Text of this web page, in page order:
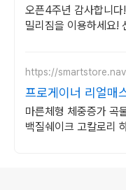
최대 2.8만
오픈4주년 감사합니
밀리짐을 이용하세요!
https://
프로게이너 리얼매
육 벌크업 보충식품
마른체형 체중증가 곡
백질쉐이크 고칼로리